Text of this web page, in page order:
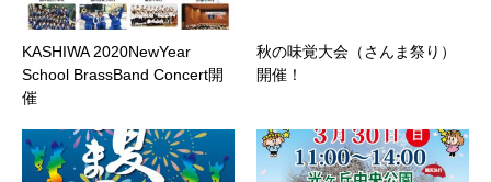
KASHIWA 2020NewYear
School BrassBand Concert開
催
秋の味覚大会（さんま祭り）
開催！